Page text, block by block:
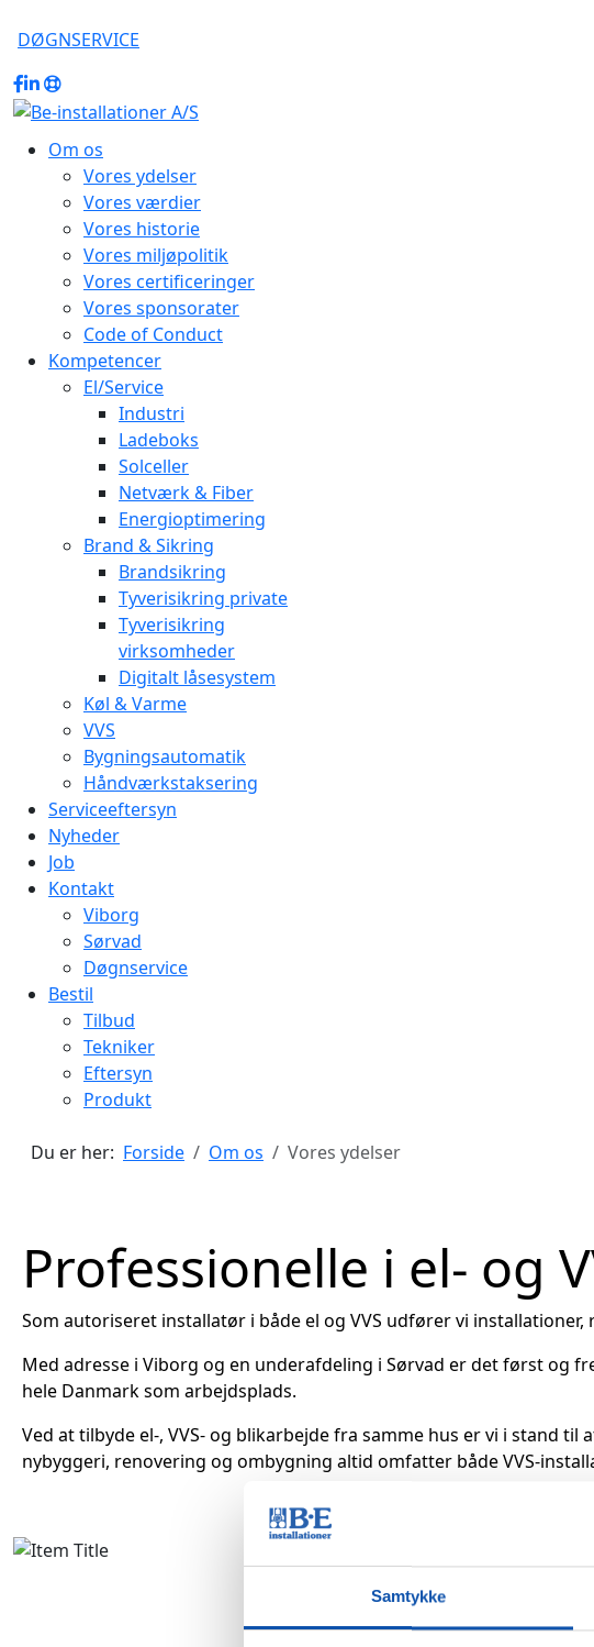
Samtykke
DØGNSERVICE
Om os
Vores ydelser
Vores værdier
Vores historie
Vores miljøpolitik
Vores certificeringer
Vores sponsorater
Code of Conduct
Kompetencer
El/Service
Industri
Ladeboks
Solceller
Netværk & Fiber
Energioptimering
Brand & Sikring
Brandsikring
Tyverisikring private
Tyverisikring
virksomheder
Digitalt låsesystem
Køl & Varme
VVS
Bygningsautomatik
Håndværkstaksering
Serviceeftersyn
Nyheder
Job
Kontakt
Viborg
Sørvad
Døgnservice
Bestil
Tilbud
Tekniker
Eftersyn
Produkt
Du er her: Forside Om os Vores ydelser
Professionelle i el- og
Som autoriseret installatør i både el og VVS udfører vi
Med adresse i Viborg og en underafdeling i Sørvad er det først og
hele Danmark som arbejdsplads.
Ved at tilbyde el-, VVS- og blikarbejde fra samme hus er vi i stand
nybyggeri, renovering og ombygning altid omfatter både VVS-